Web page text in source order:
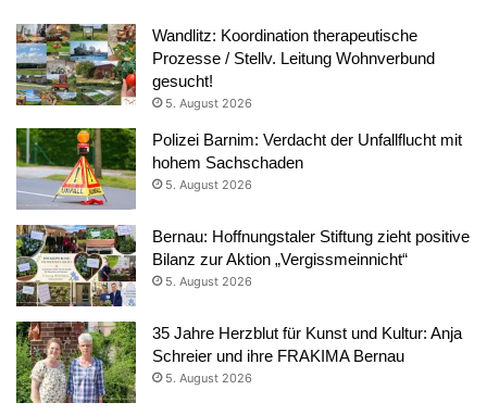
Wandlitz: Koordination therapeutische
Prozesse / Stellv. Leitung Wohnverbund
gesucht!
5. August 2026
Polizei Barnim: Verdacht der Unfallflucht mit
hohem Sachschaden
5. August 2026
Bernau: Hoffnungstaler Stiftung zieht positive
Bilanz zur Aktion „Vergissmeinnicht“
5. August 2026
35 Jahre Herzblut für Kunst und Kultur: Anja
Schreier und ihre FRAKIMA Bernau
5. August 2026